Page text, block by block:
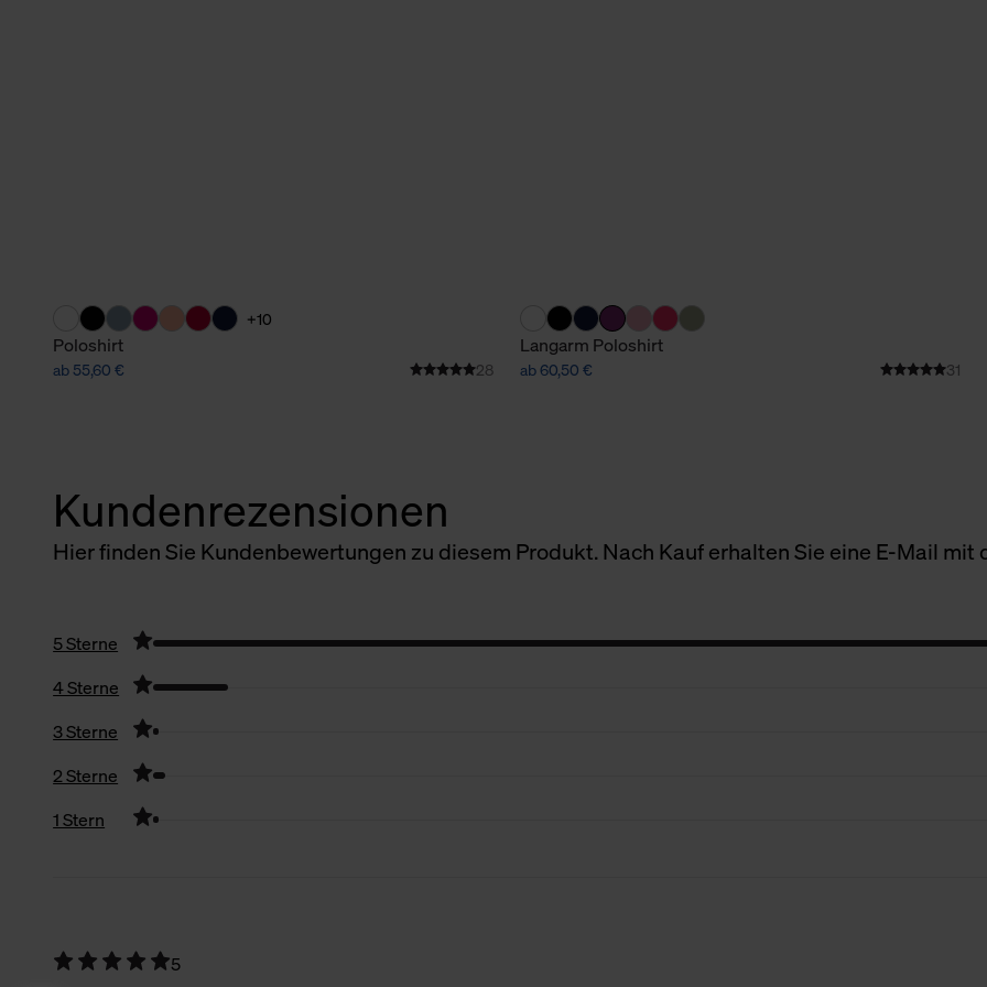
+10
Poloshirt
ab 55,60 € 28
Langarm Poloshirt
ab 60,50 € 31
Kundenrezensionen
Hier finden Sie Kundenbewertungen zu diesem Produkt. Nach Kauf erhalten Sie eine E-Mail
5 Sterne
4 Sterne
3 Sterne
2 Sterne
1 Stern
5